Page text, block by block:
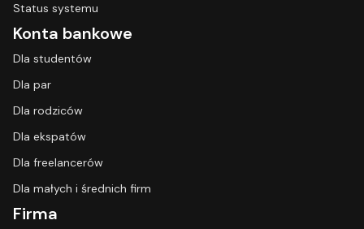
Status systemu
Konta bankowe
Dla studentów
Dla par
Dla rodziców
Dla ekspatów
Dla freelancerów
Dla małych i średnich firm
Firma